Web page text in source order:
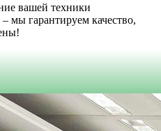
вашей техники
мы гарантируем качество,